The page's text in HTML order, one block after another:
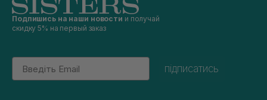
Подпишись на наши новости и получай
скидку 5% на первый заказ
Email
підписатись